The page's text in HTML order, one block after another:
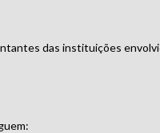
das instituições